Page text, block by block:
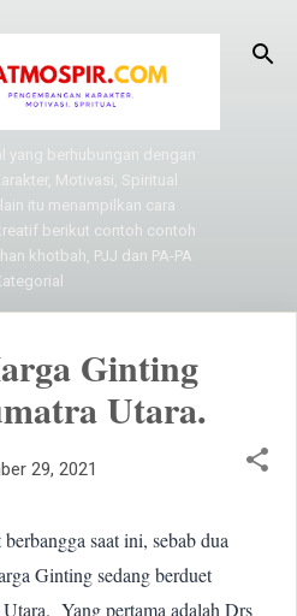
konten utama
yang berhubungan dengan
Motivasi, Spiritual
itu menampilkan cara
berikut contoh contoh
khotbah, PJJ dan PA-PA
Ginting
Utara.
29, 2021
saat ini, sebab dua
Ginting sedang berduet
Yang pertama adalah Drs